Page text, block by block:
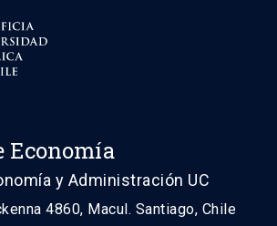
Economía
y Administración UC
4860, Macul. Santiago, Chile